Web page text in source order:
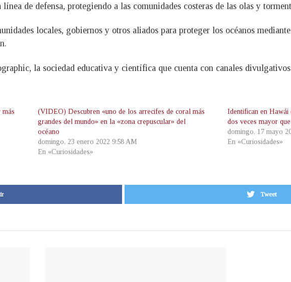
de defensa, protegiendo a las comunidades costeras de las olas y
locales, gobiernos y otros aliados para proteger los océanos
la sociedad educativa y científica que cuenta con canales
más
(VIDEO) Descubren «uno de los arrecifes de coral más
grandes del mundo» en la «zona crepuscular» del
océano
domingo, 23 enero 2022 9:58 AM
En «Curiosidades»
Identifican en Hawái
dos veces mayor
domingo, 17 mayo
En «Curiosidades»
Tweet